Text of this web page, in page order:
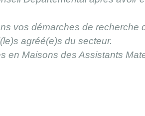
vos démarches de recherche
agréé(e)s du secteur.
en Maisons des Assistants